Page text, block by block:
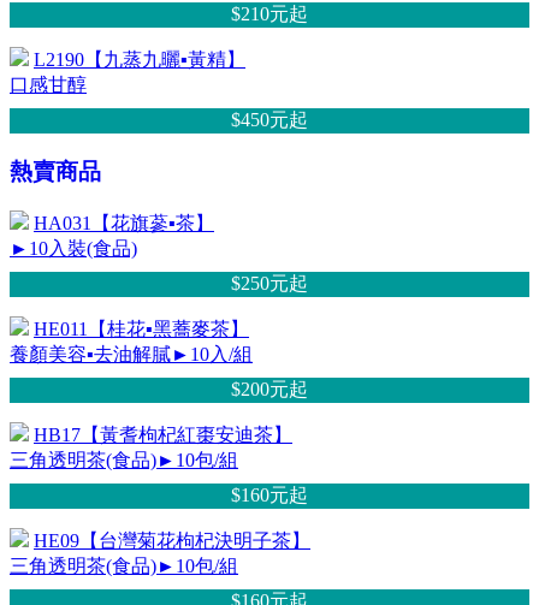
$210元起
L2190【九蒸九曬▪黃精】
口感甘醇
$450元起
熱賣商品
HA031【花旗蔘▪茶】
►10入裝(食品)
$250元起
HE011【桂花▪黑蕎麥茶】
養顏美容▪去油解膩►10入/組
$200元起
HB17【黃耆枸杞紅棗安迪茶】
三角透明茶(食品)►10包/組
$160元起
HE09【台灣菊花枸杞決明子茶】
三角透明茶(食品)►10包/組
$160元起